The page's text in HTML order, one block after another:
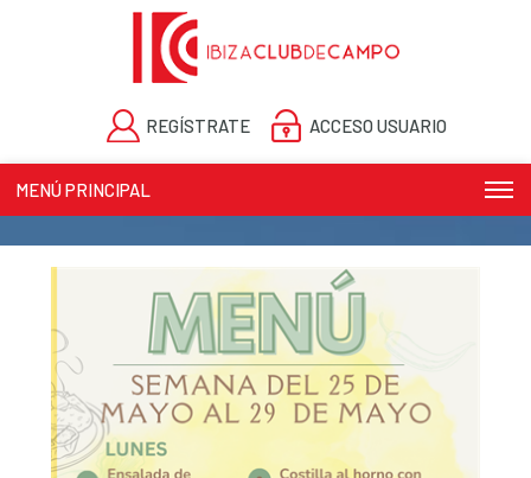
REGÍSTRATE ACCESO USUARIO
MENÚ PRINCIPAL